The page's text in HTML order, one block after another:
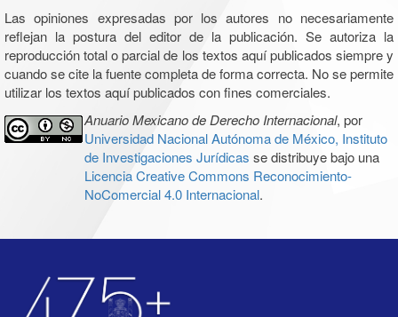
Las opiniones expresadas por los autores no necesariamente
reflejan la postura del editor de la publicación. Se autoriza la
reproducción total o parcial de los textos aquí publicados siempre y
cuando se cite la fuente completa de forma correcta. No se permite
utilizar los textos aquí publicados con fines comerciales.
Anuario Mexicano de Derecho Internacional, por
Universidad Nacional Autónoma de México, Instituto
de Investigaciones Jurídicas se distribuye bajo una
Licencia Creative Commons Reconocimiento-
NoComercial 4.0 Internacional.